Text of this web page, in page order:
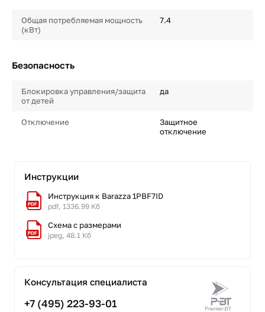
Общая потребляемая мощность
(кВт)
7.4
Безопасность
Блокировка управления/защита
от детей
да
Отключение
Защитное
отключение
Инструкции
Инструкция к Barazza 1PBF7ID
pdf, 1336.99 Кб
Схема с размерами
jpeg, 48.1 Кб
Консультация специалиста
+7 (495) 223-93-01